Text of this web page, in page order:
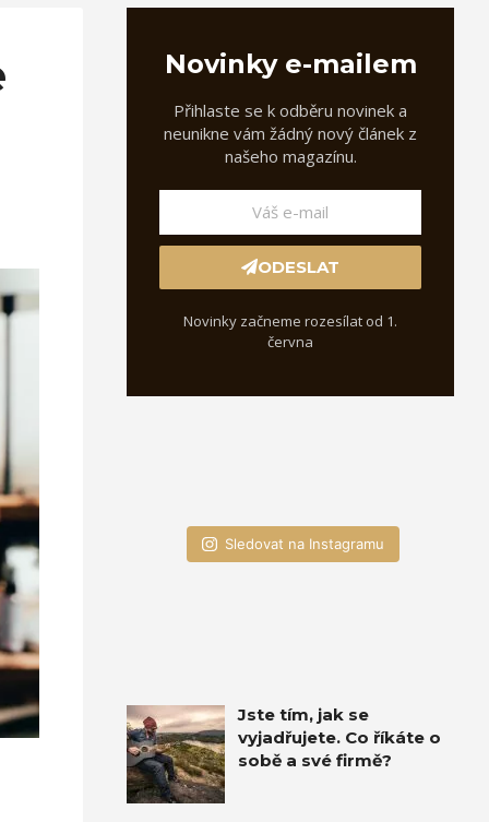
Novinky e-mailem
Přihlaste se k odběru novinek a
neunikne vám žádný nový článek z
našeho magazínu.
ODESLAT
Novinky začneme rozesílat od 1.
června
Sledovat na Instagramu
Jste tím, jak se
vyjadřujete. Co říkáte o
sobě a své firmě?